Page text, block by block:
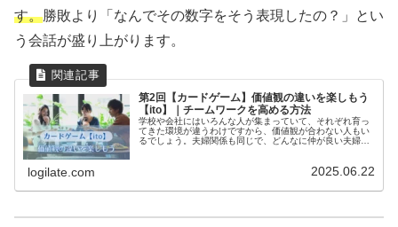
す。勝敗より「なんでその数字をそう表現したの？」とい
う会話が盛り上がります。
第2回【カードゲーム】価値観の違いを楽しもう
【ito】｜チームワークを高める方法
学校や会社にはいろんな人が集まっていて、それぞれ育っ
てきた環境が違うわけですから、価値観が合わない人もい
るでしょう。夫婦関係も同じで、どんなに仲が良い夫婦も
合うことがお互いを認め合う第一歩です。今回は価値観を
logilate.com 2025.06.22